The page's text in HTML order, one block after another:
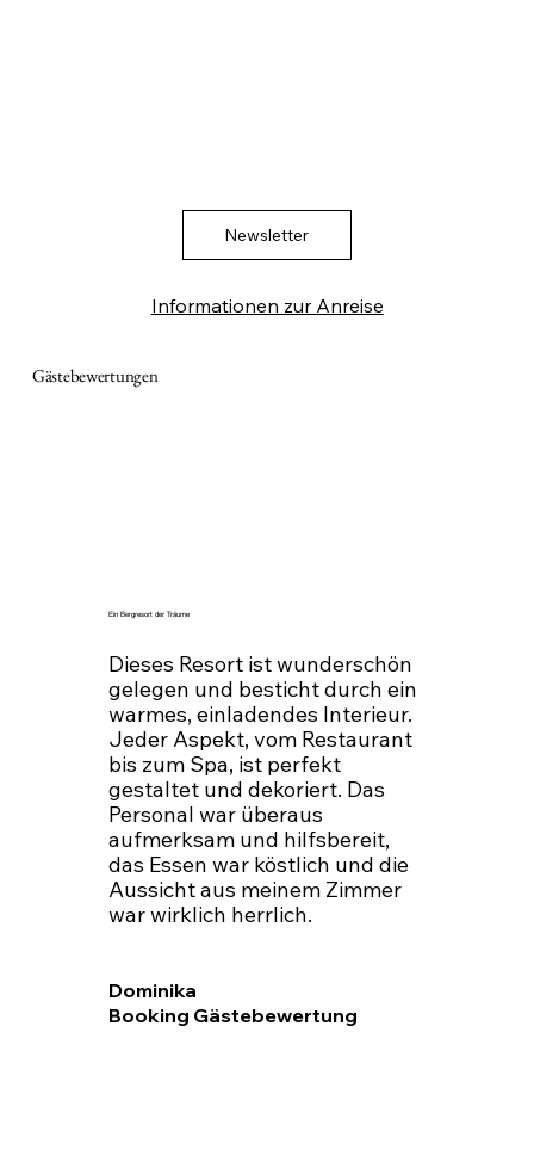
Newsletter
Informationen zur Anreise
Gästebewertungen
Ein Bergresort der Träume
Dieses Resort ist wunderschön
gelegen und besticht durch ein
warmes, einladendes Interieur.
Jeder Aspekt, vom Restaurant
bis zum Spa, ist perfekt
gestaltet und dekoriert. Das
Personal war überaus
aufmerksam und hilfsbereit,
das Essen war köstlich und die
Aussicht aus meinem Zimmer
war wirklich herrlich.
Dominika
Booking Gästebewertung